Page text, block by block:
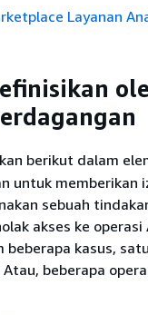
Layanan
berikut dalam
untuk
sebuah
akses ke
beberapa kasus,
beberapa